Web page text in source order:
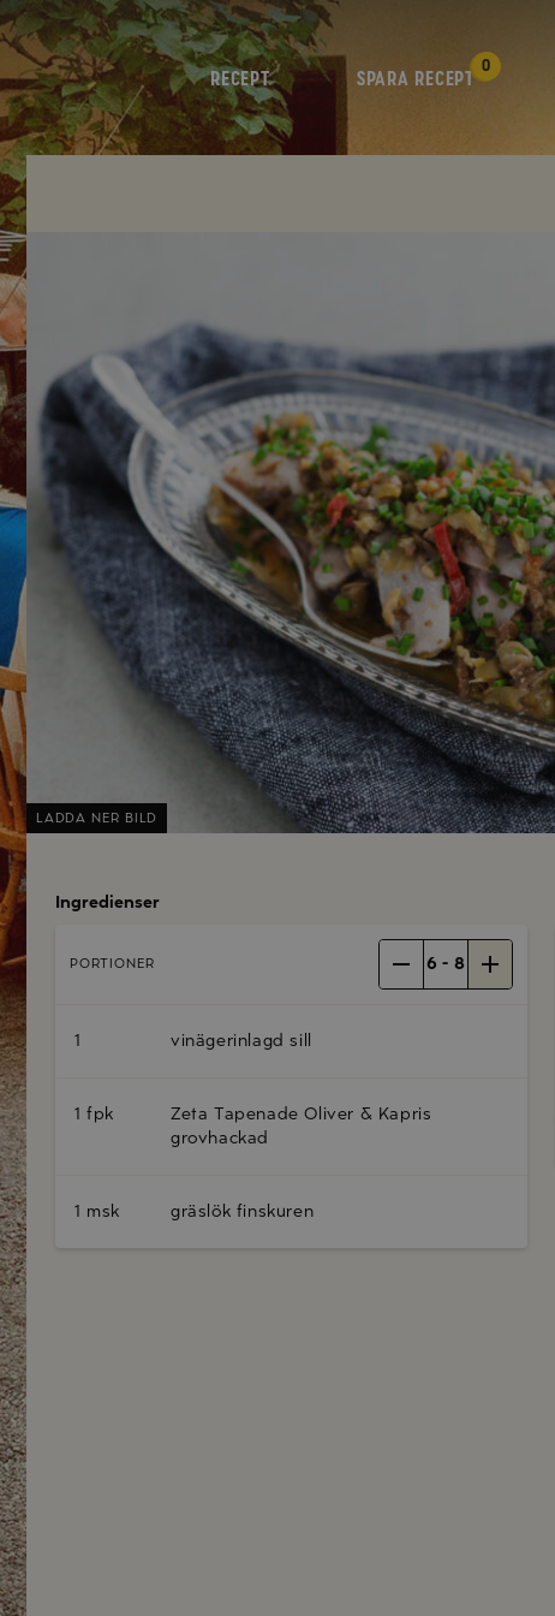
RECEPT SPARA RECEPT
0
LADDA NER BILD
Ingredienser
PORTIONER 6- 8
1 vinägerinlagd sill
1 fpk
Zeta Tapenade Oliver & Kapris
grovhackad
1 msk gräslök finskuren